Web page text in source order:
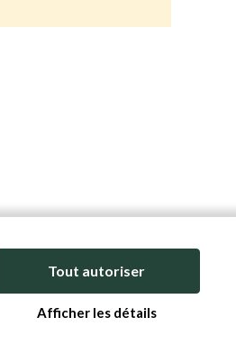
Tout autoriser
Afficher les détails